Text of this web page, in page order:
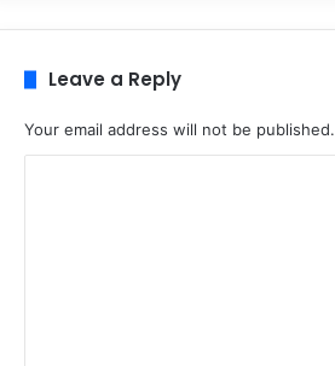
Leave a Reply
Your email address will not be published.